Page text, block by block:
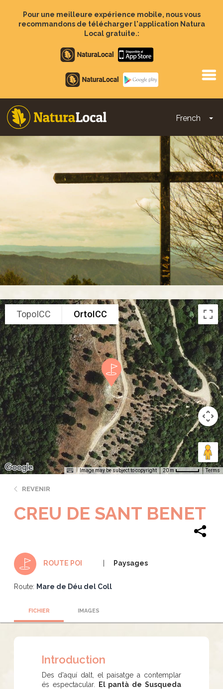
contenu
Pour une meilleure expérience mobile, nous vous
recommandons de télécharger l'application Natura
Local gratuite.:
Apple
store
Google
Play
French
Main
navigation
TopoICC OrtoICC
Image may be subject to copyright 20 m Terms
REVENIR
CREU DE SANT BENET
ROUTE POI Paysages
Route: Mare de Déu del Coll
FICHIER IMAGES
Introduction
Des d'aquí dalt, el paisatge a contemplar
és espectacular.
El pantà de Susqueda